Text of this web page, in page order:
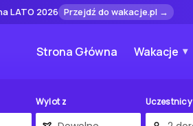
LATO 2026 Przejdź do wakacje.pl →
Strona Główna Wakacje
Wylot z Uczestnicy